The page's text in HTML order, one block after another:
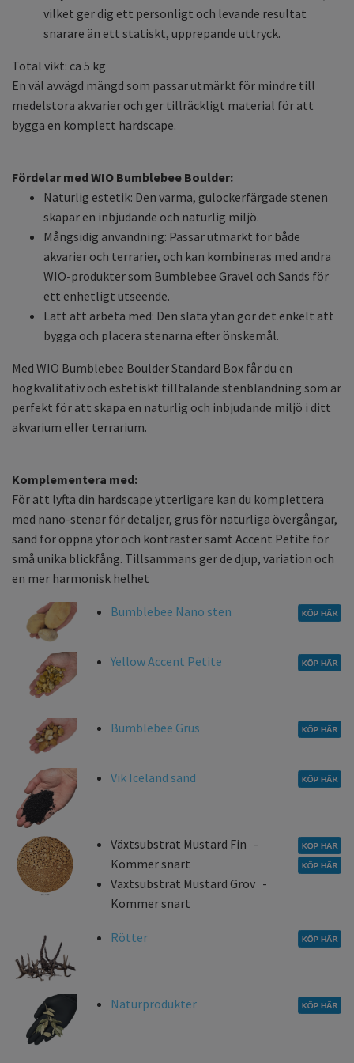
vilket ger dig ett personligt och levande resultat
snarare än ett statiskt, upprepande uttryck.
Total vikt: ca 5 kg
En väl avvägd mängd som passar utmärkt för mindre till
medelstora akvarier och ger tillräckligt material för att
bygga en komplett hardscape.
Fördelar med WIO Bumblebee Boulder:
Naturlig estetik: Den varma, gulockerfärgade stenen
skapar en inbjudande och naturlig miljö.
Mångsidig användning: Passar utmärkt för både
akvarier och terrarier, och kan kombineras med andra
WIO-produkter som Bumblebee Gravel och Sands för
ett enhetligt utseende.
Lätt att arbeta med: Den släta ytan gör det enkelt att
bygga och placera stenarna efter önskemål.
Med WIO Bumblebee Boulder Standard Box får du en
högkvalitativ och estetiskt tilltalande stenblandning som är
perfekt för att skapa en naturlig och inbjudande miljö i ditt
akvarium eller terrarium.
Komplementera med:
För att lyfta din hardscape ytterligare kan du komplettera
med nano-stenar för detaljer, grus för naturliga övergångar,
sand för öppna ytor och kontraster samt Accent Petite för
små unika blickfång. Tillsammans ger de djup, variation och
en mer harmonisk helhet
Bumblebee Nano sten
Yellow Accent Petite
Bumblebee Grus
Vik Iceland sand
Växtsubstrat Mustard Fin -
Kommer snart
Växtsubstrat Mustard Grov -
Kommer snart
Rötter
Naturprodukter